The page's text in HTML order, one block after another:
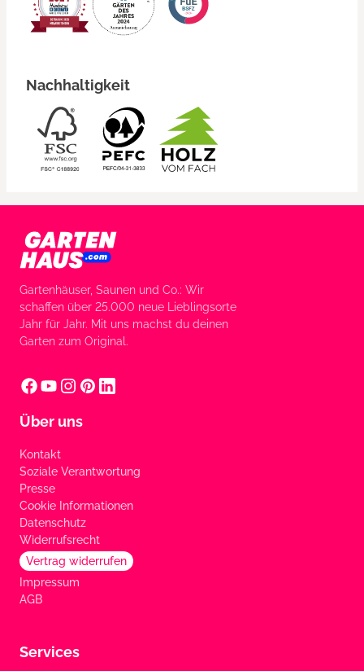
Nachhaltigkeit
Gartenhäuser, Saunen und Co.: Wir
schaffen über 25.000 neue Lieblingsorte
Jahr für Jahr. Mit uns machst du deinen
Garten zum Original.
Über uns
Kontakt
Soziale Verantwortung
Presse
Cookie Informationen
Datenschutz
Widerrufsrecht
Vertrag widerrufen
Impressum
AGB
Services